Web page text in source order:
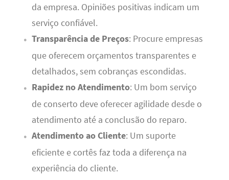
da empresa. Opiniões positivas indicam um
serviço confiável.
Transparência de Preços: Procure empresas
que oferecem orçamentos transparentes e
detalhados, sem cobranças escondidas.
Rapidez no Atendimento: Um bom serviço
de conserto deve oferecer agilidade desde o
atendimento até a conclusão do reparo.
Atendimento ao Cliente: Um suporte
eficiente e cortês faz toda a diferença na
experiência do cliente.